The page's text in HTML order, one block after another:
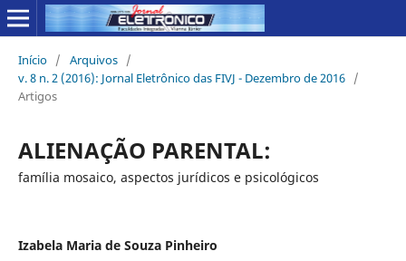
Início / Arquivos /
v. 8 n. 2 (2016): Jornal Eletrônico das FIVJ - Dezembro de 2016 /
Artigos
ALIENAÇÃO PARENTAL:
família mosaico, aspectos jurídicos e psicológicos
Izabela Maria de Souza Pinheiro